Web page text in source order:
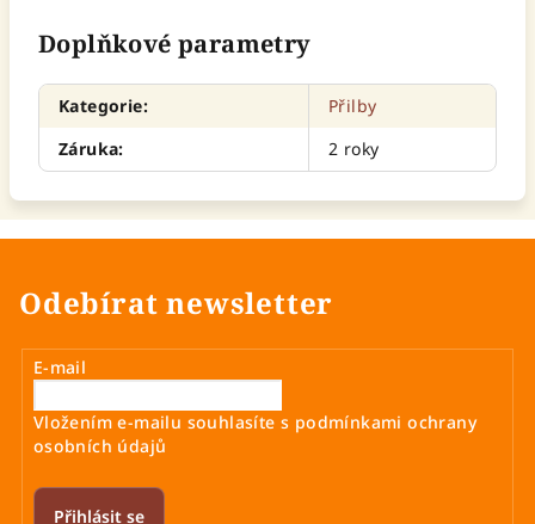
Doplňkové parametry
Kategorie:
Přilby
Záruka: 2 roky
Odebírat newsletter
E-mail
Vložením e-mailu souhlasíte s podmínkami ochrany
osobních údajů
Přihlásit se